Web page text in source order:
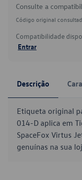
Consulte a
Código original
Compatibilidade
Entrar
Descrição
Etiqueta original
014-D aplica em
SpaceFox Virtus
genuínas na sua